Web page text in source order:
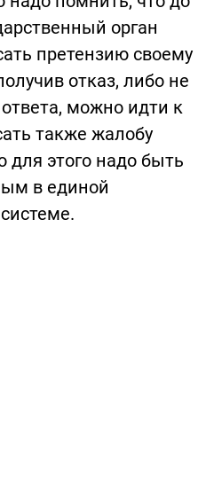
орган
претензию своему
отказ, либо не
можно идти к
также жалобу
для этого надо быть
в единой